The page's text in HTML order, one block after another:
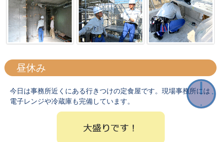
昼休み
今日は事務所近くにある行きつけの定食屋です。現場事務所には
電子レンジや冷蔵庫も完備しています。